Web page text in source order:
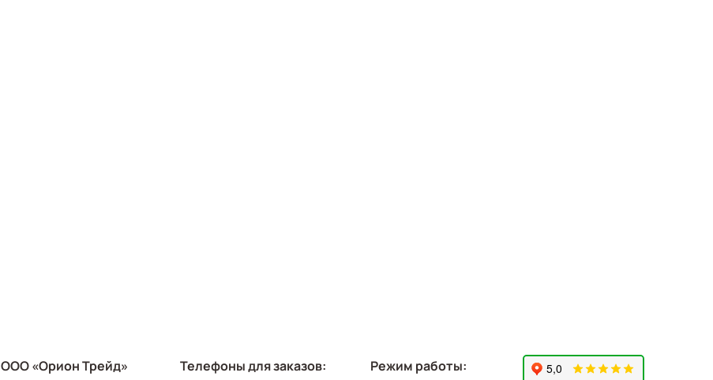
ООО «Орион Трейд» Телефоны для заказов: Режим работы: